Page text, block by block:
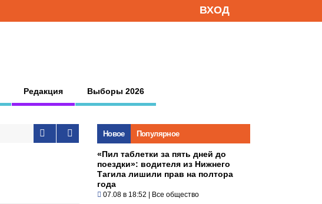
ВХОД
Редакция Выборы 2026
Новое Популярное
«Пил таблетки за пять дней до
поездки»: водителя из Нижнего
Тагила лишили прав на полтора
года
07.08 в 18:52 | Все общество